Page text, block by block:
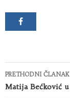
Kretanje
članaka
PRETHODNI ČLANAK
Matija Bećković